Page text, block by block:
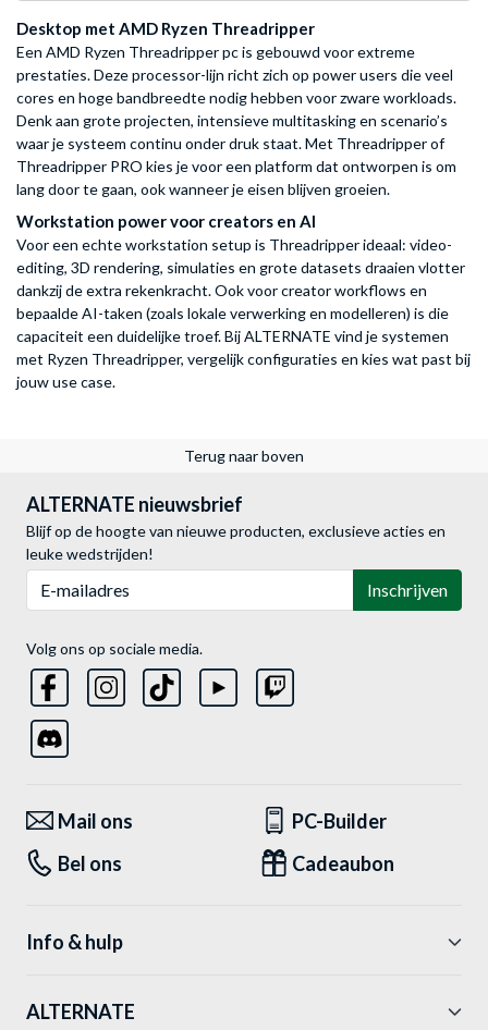
Desktop met AMD Ryzen Threadripper
Een AMD Ryzen Threadripper pc is gebouwd voor extreme
prestaties. Deze processor-lijn richt zich op power users die veel
cores en hoge bandbreedte nodig hebben voor zware workloads.
Denk aan grote projecten, intensieve multitasking en scenario’s
waar je systeem continu onder druk staat. Met Threadripper of
Threadripper PRO kies je voor een platform dat ontworpen is om
lang door te gaan, ook wanneer je eisen blijven groeien.
Workstation power voor creators en AI
Voor een echte workstation setup is Threadripper ideaal: video-
editing, 3D rendering, simulaties en grote datasets draaien vlotter
dankzij de extra rekenkracht. Ook voor creator workflows en
bepaalde AI-taken (zoals lokale verwerking en modelleren) is die
capaciteit een duidelijke troef. Bij ALTERNATE vind je systemen
met Ryzen Threadripper, vergelijk configuraties en kies wat past bij
jouw use case.
Terug naar boven
ALTERNATE nieuwsbrief
Blijf op de hoogte van nieuwe producten, exclusieve acties en
leuke wedstrijden!
Inschrijven
Volg ons op sociale media.
Mail ons
PC-Builder
Bel ons
Cadeaubon
Info & hulp
ALTERNATE